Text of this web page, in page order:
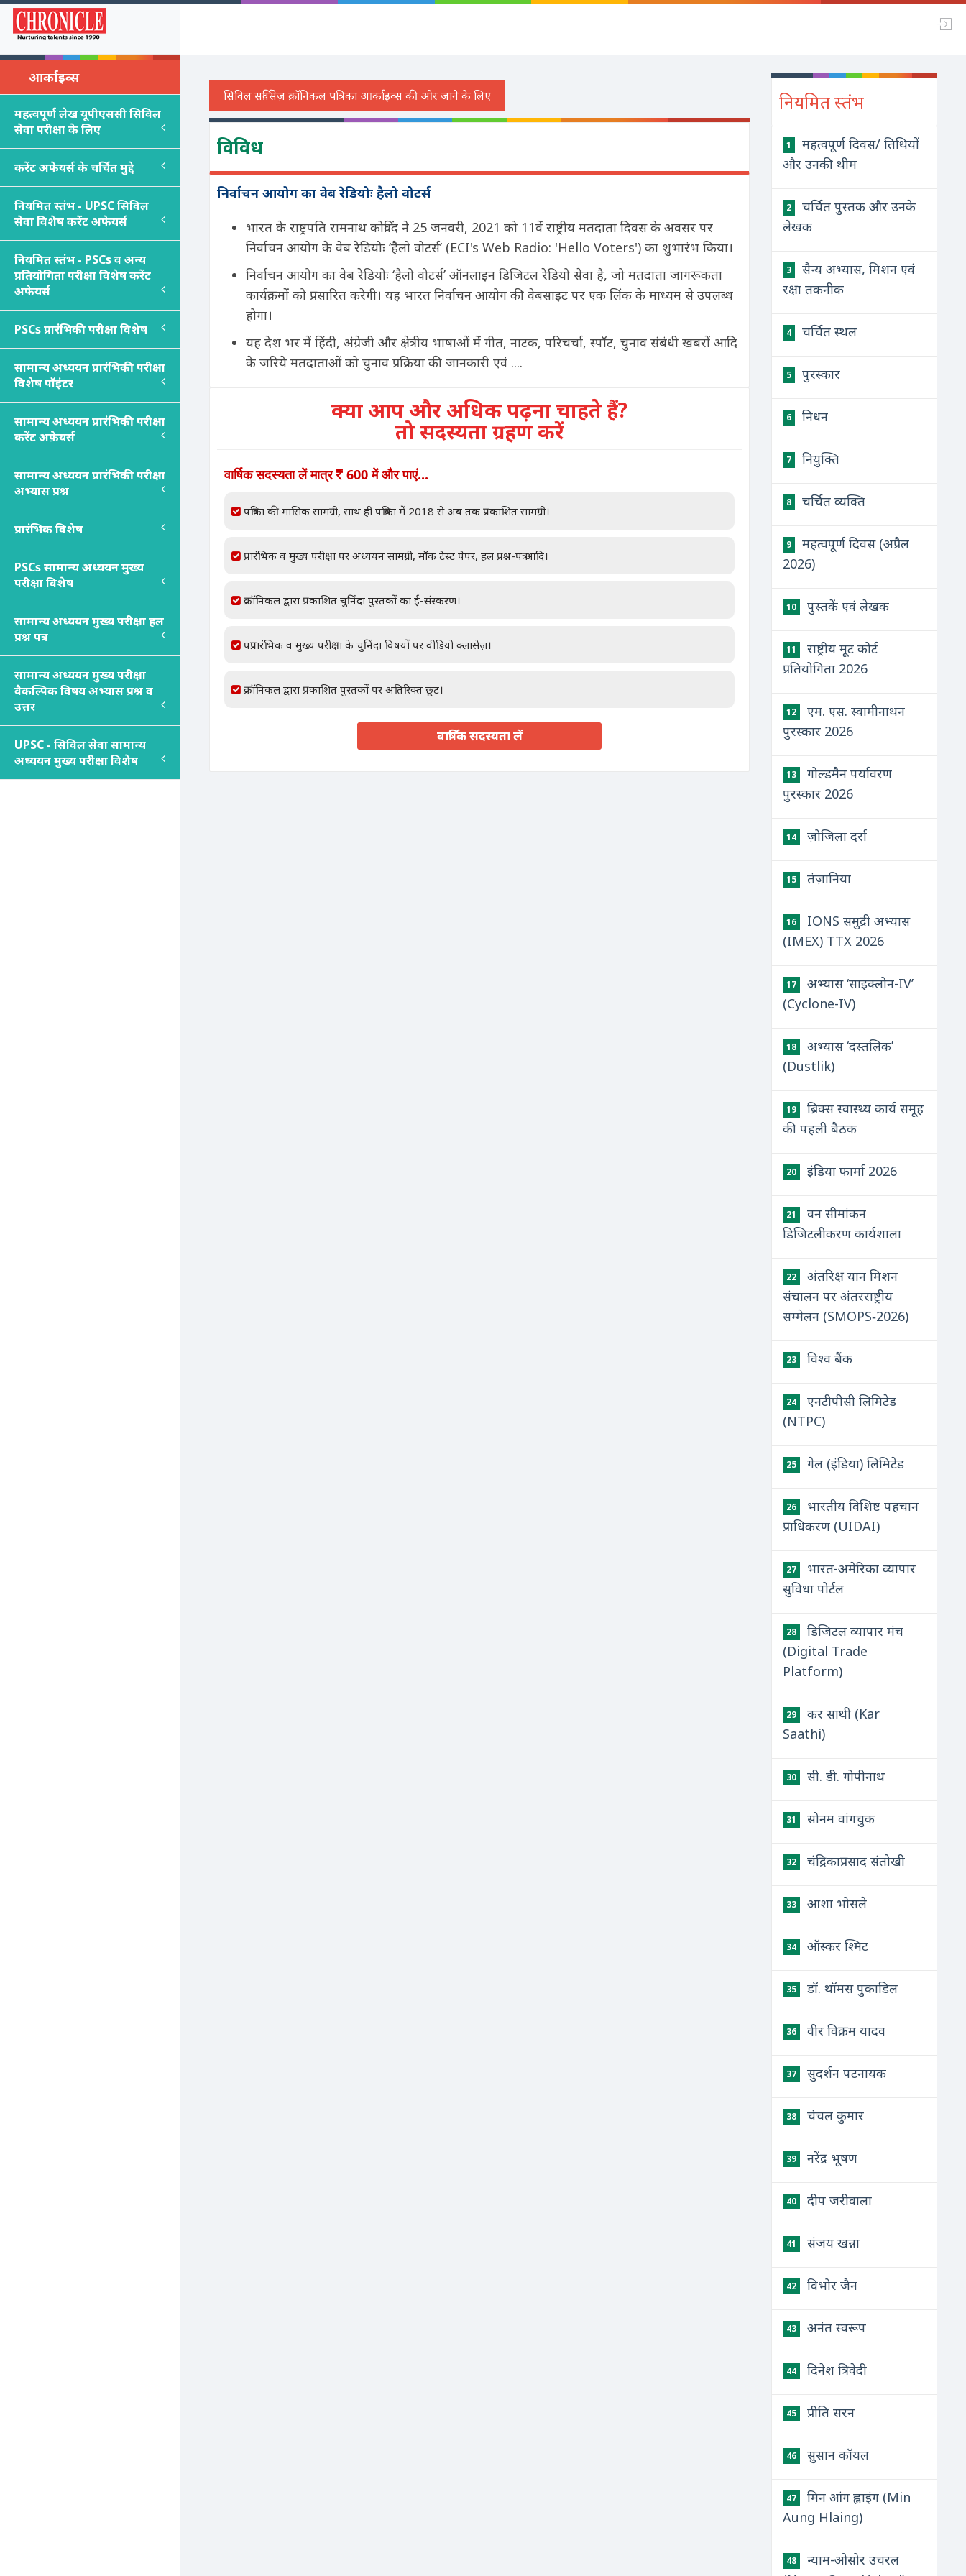
आर्काइव्स
महत्वपूर्ण लेख यूपीएससी सिविल
सेवा परीक्षा के लिए
करेंट अफेयर्स के चर्चित मुद्दे
नियमित स्तंभ - UPSC सिविल
सेवा विशेष करेंट अफेयर्स
नियमित स्तंभ - PSCsव अन्य
प्रतियोगिता परीक्षा विशेष करेंट
अफेयर्स
PSCsप्रारंभिकी परीक्षा विशेष
सामान्य अध्ययन प्रारंभिकी परीक्षा
विशेष पॉइंटर
सामान्य अध्ययन प्रारंभिकी परीक्षा
करेंट अफ़ेयर्स
सामान्य अध्ययन प्रारंभिकी परीक्षा
अभ्यास प्रश्न
प्रारंभिक विशेष
PSCsसामान्य अध्ययन मुख्य
परीक्षा विशेष
सामान्य अध्ययन मुख्य परीक्षा हल
प्रश्न पत्र
सामान्य अध्ययन मुख्य परीक्षा
वैकल्पिक विषय अभ्यास प्रश्न व
उत्तर
UPSC - सिविल सेवा सामान्य
अध्ययन मुख्य परीक्षा विशेष
विविध
निर्वाचन आयोग का वेब रेडियोः हैलो वोटर्स
भारत के राष्ट्रपति रामनाथ कोविंद ने 25 जनवरी, 2021 को 11वें राष्ट्रीय मतदाता दिवस के अवसर पर
निर्वाचन आयोग के वेब रेडियोः ‘हैलो वोटर्स’ (ECI's Web Radio: 'Hello Voters') का शुभारंभ किया।
निर्वाचन आयोग का वेब रेडियोः ‘हैलो वोटर्स’ ऑनलाइन डिजिटल रेडियो सेवा है, जो मतदाता जागरूकता
कार्यक्रमों को प्रसारित करेगी। यह भारत निर्वाचन आयोग की वेबसाइट पर एक लिंक के माध्यम से उपलब्ध
होगा।
यह देश भर में हिंदी, अंग्रेजी और क्षेत्रीय भाषाओं में गीत, नाटक, परिचर्चा, स्पॉट, चुनाव संबंधी खबरों आदि
के जरिये मतदाताओं को चुनाव प्रक्रिया की जानकारी एवं ....
क्या आप और अधिक पढ़ना चाहते हैं?
तो सदस्यता ग्रहण करें
वार्षिक सदस्यता लें मात्र 600 में और पाएं...
पत्रिका की मासिक सामग्री, साथ ही पत्रिका में 2018 से अब तक प्रकाशित सामग्री।
प्रारंभिक व मुख्य परीक्षा पर अध्ययन सामग्री, मॉक टेस्ट पेपर, हल प्रश्न-पत्र आदि।
क्रॉनिकल द्वारा प्रकाशित चुनिंदा पुस्तकों का ई-संस्करण।
पप्रारंभिक व मुख्य परीक्षा के चुनिंदा विषयों पर वीडियो क्लासेज़।
क्रॉनिकल द्वारा प्रकाशित पुस्तकों पर अतिरिक्त छूट।
वार्षिक सदस्यता लें
नियमित स्तंभ
1
महत्वपूर्ण दिवस/ तिथियों
और उनकी थीम
2
चर्चित पुस्तक और उनके
लेखक
3
सैन्य अभ्यास, मिशन एवं
रक्षा तकनीक
4 चर्चित स्थल
5 पुरस्कार
6 निधन
7 नियुक्ति
8 चर्चित व्यक्ति
9
महत्वपूर्ण दिवस (अप्रैल
2026)
10 पुस्तकें एवं लेखक
11
राष्ट्रीय मूट कोर्ट
प्रतियोगिता 2026
12
एम. एस. स्वामीनाथन
पुरस्कार 2026
13
गोल्डमैन पर्यावरण
पुरस्कार 2026
14 ज़ोजिला दर्रा
15 तंज़ानिया
16
IONS समुद्री अभ्यास
(IMEX) TTX 2026
17
अभ्यास ‘साइक्लोन-IV’
(Cyclone-IV)
18
अभ्यास ‘दस्तलिक’
(Dustlik)
19
ब्रिक्स स्वास्थ्य कार्य समूह
की पहली बैठक
20 इंडिया फार्मा 2026
21
वन सीमांकन
डिजिटलीकरण कार्यशाला
22
अंतरिक्ष यान मिशन
संचालन पर अंतरराष्ट्रीय
सम्मेलन (SMOPS‑2026)
23 विश्व बैंक
24
एनटीपीसी लिमिटेड
(NTPC)
25 गेल (इंडिया) लिमिटेड
26
भारतीय विशिष्ट पहचान
प्राधिकरण (UIDAI)
27
भारत-अमेरिका व्यापार
सुविधा पोर्टल
28
डिजिटल व्यापार मंच
(Digital Trade
Platform)
29
कर साथी (Kar
Saathi)
30 सी. डी. गोपीनाथ
31 सोनम वांगचुक
32 चंद्रिकाप्रसाद संतोखी
33 आशा भोसले
34 ऑस्कर श्मिट
35 डॉ. थॉमस पुकाडिल
36 वीर विक्रम यादव
37 सुदर्शन पटनायक
38 चंचल कुमार
39 नरेंद्र भूषण
40 दीप जरीवाला
41 संजय खन्ना
42 विभोर जैन
43 अनंत स्वरूप
44 दिनेश त्रिवेदी
45 प्रीति सरन
46 सुसान कॉयल
47
मिन आंग ह्लाइंग (Min
Aung Hlaing)
48
न्याम-ओसोर उचरल